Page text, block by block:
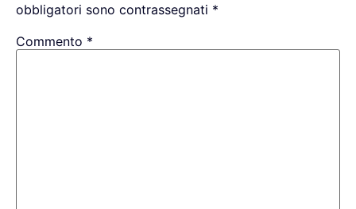
obbligatori sono contrassegnati *
Commento *